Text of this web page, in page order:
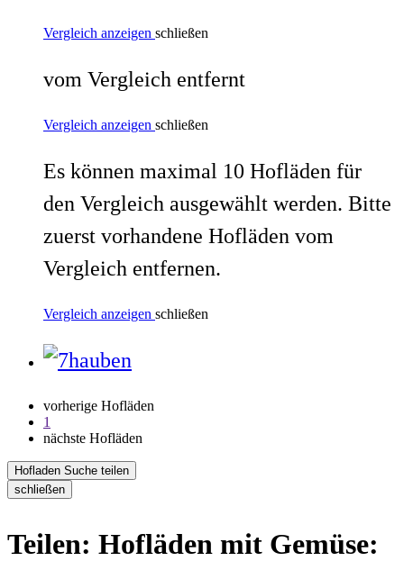
Vergleich anzeigen schließen
vom Vergleich entfernt
Vergleich anzeigen schließen
Es können maximal 10 Hofläden für
den Vergleich ausgewählt werden. Bitte
zuerst vorhandene Hofläden vom
Vergleich entfernen.
Vergleich anzeigen schließen
vorherige Hofläden
1
nächste Hofläden
Hofladen Suche teilen
schließen
Teilen: Hofläden mit Gemüse: